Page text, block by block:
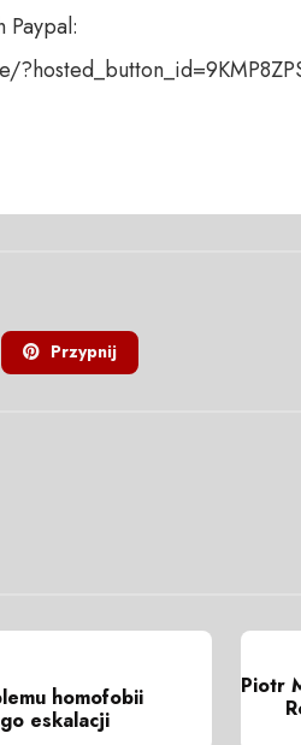
Paypal:
Przypnij
homofobii
eskalacji
Piotr